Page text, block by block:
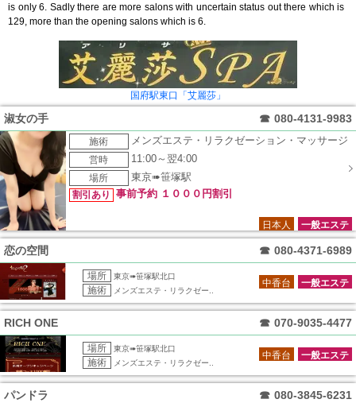
is only 6. Sadly there are more salons with uncertain status out there which is
129, more than the opening salons which is 6.
国府駅東口「艾麗莎」
淑女の手 ☎ 080-4131-9983
施術
メンズエステ・リラクゼーション・マッサージ
営時
11:00～翌4:00
場所
東京➠笹塚駅
割引あり
事前予約 １０００円割引
一般エステ
日本人
恋の空間 ☎ 080-4371-6989
場所 東京➠笹塚駅北口
施術 メンズエステ・リラクゼー..
一般エステ
中香台
RICH ONE ☎ 070-9035-4477
場所 東京➠笹塚駅北口
施術 メンズエステ・リラクゼー..
一般エステ
中香台
パンドラ ☎ 080-3845-6231